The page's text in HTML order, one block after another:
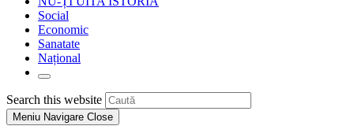
Social
Economic
Sanatate
Național
Toggle
website
search
Search this website
Escape
Meniu Navigare Close